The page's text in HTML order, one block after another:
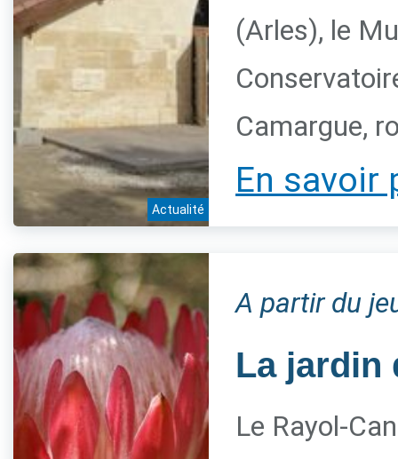
Actualité
(Arles), le
Camargue,
En savoir
A partir du
La jardin
Le Rayol-